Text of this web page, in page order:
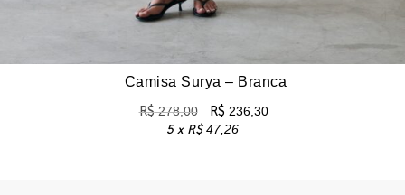
Camisa Surya – Branca
R$278,00 R$ 236,30
5 x R$47,26